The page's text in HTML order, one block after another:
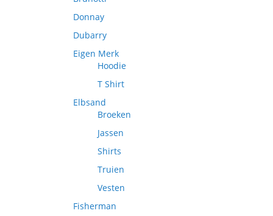
Donnay
Dubarry
Eigen Merk
Hoodie
T Shirt
Elbsand
Broeken
Jassen
Shirts
Truien
Vesten
Fisherman